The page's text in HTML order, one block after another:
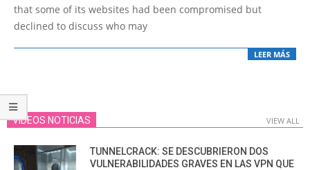
that some of its websites had been compromised but
declined to discuss who may
LEER MÁS
VIDEOS NOTICIAS VIEW ALL
TUNNELCRACK: SE DESCUBRIERON DOS
VULNERABILIDADES GRAVES EN LAS VPN QUE